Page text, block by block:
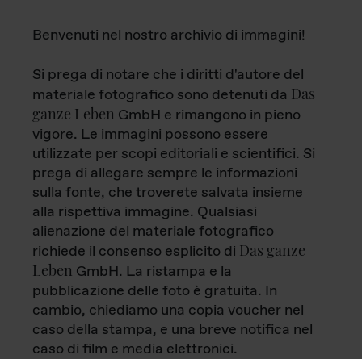
Benvenuti nel nostro archivio di immagini!
Si prega di notare che i diritti d'autore del
materiale fotografico sono detenuti da Das
ganze Leben GmbH e rimangono in pieno
vigore. Le immagini possono essere
utilizzate per scopi editoriali e scientifici. Si
prega di allegare sempre le informazioni
sulla fonte, che troverete salvata insieme
alla rispettiva immagine. Qualsiasi
alienazione del materiale fotografico
richiede il consenso esplicito di Das ganze
Leben GmbH. La ristampa e la
pubblicazione delle foto è gratuita. In
cambio, chiediamo una copia voucher nel
caso della stampa, e una breve notifica nel
caso di film e media elettronici.